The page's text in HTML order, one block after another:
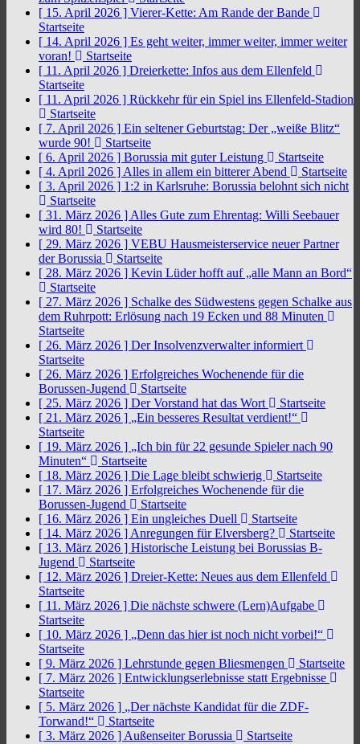
[ 15. April 2026 ] Vierer-Kette: Am Rande der Bande
Startseite
[ 14. April 2026 ] Es geht weiter, immer weiter, immer weiter
voran!
Startseite
[ 11. April 2026 ] Dreierkette: Infos aus dem Ellenfeld
Startseite
[ 11. April 2026 ] Rückkehr für ein Spiel ins Ellenfeld-Stadion
Startseite
[ 7. April 2026 ] Ein seltener Geburtstag: Der „weiße Blitz“
wurde 90!
Startseite
[ 6. April 2026 ] Borussia mit guter Leistung
Startseite
[ 4. April 2026 ] Alles in allem ein bitterer Abend
Startseite
[ 3. April 2026 ] 1:2 in Karlsruhe: Borussia belohnt sich nicht
Startseite
[ 31. März 2026 ] Alles Gute zum Ehrentag: Willi Seebauer
wird 80!
Startseite
[ 29. März 2026 ] VEBU Hausmeisterservice neuer Partner
der Borussia
Startseite
[ 28. März 2026 ] Kevin Lüder hofft auf „alle Mann an Bord“
Startseite
[ 27. März 2026 ] Schalke des Südwestens gegen Schalke aus
dem Ruhrpott: Erlösung nach 19 Ecken und 88 Minuten
Startseite
[ 26. März 2026 ] Der Insolvenzverwalter informiert
Startseite
[ 26. März 2026 ] Erfolgreiches Wochenende für die
Borussen-Jugend
Startseite
[ 25. März 2026 ] Der Vorstand hat das Wort
Startseite
[ 21. März 2026 ] „Ein besseres Resultat verdient!“
Startseite
[ 19. März 2026 ] „Ich bin für 22 gesunde Spieler nach 90
Minuten“
Startseite
[ 18. März 2026 ] Die Lage bleibt schwierig
Startseite
[ 17. März 2026 ] Erfolgreiches Wochenende für die
Borussen-Jugend
Startseite
[ 16. März 2026 ] Ein ungleiches Duell
Startseite
[ 14. März 2026 ] Anregungen für Elversberg?
Startseite
[ 13. März 2026 ] Historische Leistung bei Borussias B-
Jugend
Startseite
[ 12. März 2026 ] Dreier-Kette: Neues aus dem Ellenfeld
Startseite
[ 11. März 2026 ] Die nächste schwere (Lern)Aufgabe
Startseite
[ 10. März 2026 ] „Denn das hier ist noch nicht vorbei!“
Startseite
[ 9. März 2026 ] Lehrstunde gegen Bliesmengen
Startseite
[ 7. März 2026 ] Entwicklungserlebnisse statt Ergebnisse
Startseite
[ 5. März 2026 ] „Der nächste Kandidat für die ZDF-
Torwand!“
Startseite
[ 3. März 2026 ] Außenseiter Borussia
Startseite